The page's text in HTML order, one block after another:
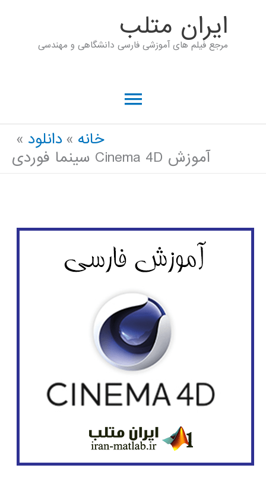
ايران متلب
مرجع فیلم های آموزشی فارسی دانشگاهی و مهندسی
فهرست
اصلیخانه
دانلود
آموزش Cinema 4D سینما فوردی